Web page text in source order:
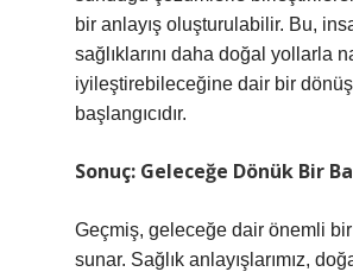
bir anlayış oluşturulabilir. Bu,
sağlıklarını daha doğal yollarla
iyileştirebileceğine dair bir
başlangıcıdır.
Sonuç: Geleceğe Dönük Bir
Geçmiş, geleceğe dair önemli
sunar. Sağlık anlayışlarımız,